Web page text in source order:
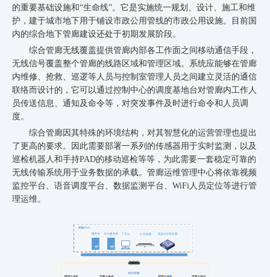
的重要基础设施和“生命线”。它是实施统一规划、设计、施工和维
护，建于城市地下用于铺设市政公用管线的市政公用设施。目前国
内的综合地下管廊建设还处于初期发展阶段。
综合管廊无线覆盖提供管廊内部各工作面之间移动通信手段，
无线信号覆盖整个管廊的线路区域和管理区域。系统应能够在管廊
内维修、抢救、巡逻等人员与控制室管理人员之间建立灵活的通信
联络而设计的，它可以通过控制中心的调度基地台对管廊内工作人
员传送信息、通知及命令等，对突发事件及时进行命令和人员调
度。
综合管廊因其特殊的环境结构，对其智慧化的运营管理也提出
了更高的要求。因此需要部署一系列的传感器用于实时监测，以及
巡检机器人和手持PAD的移动巡检等等，为此需要一套稳定可靠的
无线传输系统用于业务数据的承载。管廊运维管理中心将依靠视频
监控平台、语音调度平台、数据监测平台、WiFi人员定位等进行管
理运维。